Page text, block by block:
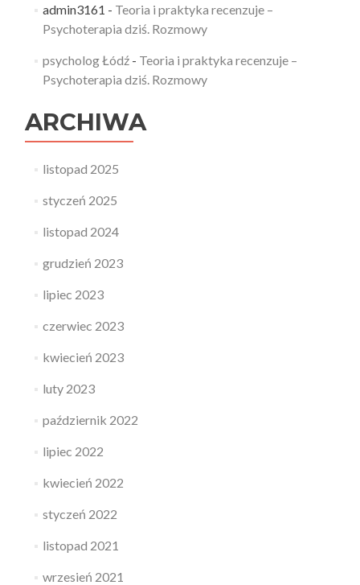
admin3161 - Teoria i praktyka recenzuje –
Psychoterapia dziś. Rozmowy
psycholog Łódź- Teoria i praktyka recenzuje –
Psychoterapia dziś. Rozmowy
ARCHIWA
listopad 2025
styczeń 2025
listopad 2024
grudzień 2023
lipiec 2023
czerwiec 2023
kwiecień 2023
luty 2023
październik 2022
lipiec 2022
kwiecień 2022
styczeń 2022
listopad 2021
wrzesień 2021